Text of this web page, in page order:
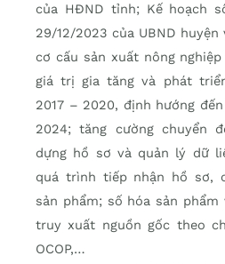
của HĐND tỉnh; Kế hoạch
29/12/2023 của UBND
cơ cấu sản xuất nông
giá trị gia tăng và phát
2017 – 2020, định hướng
2024; tăng cường chuyển
dựng hồ sơ và quản lý dữ
quá trình tiếp nhận hồ sơ,
sản phẩm; số hóa sản
truy xuất nguồn gốc theo
OCOP,…